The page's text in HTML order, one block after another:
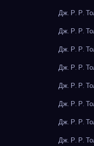
Дж. Р. Р.
Дж. Р. Р.
Дж. Р. Р.
Дж. Р. Р.
Дж. Р. Р.
Дж. Р. Р.
Дж. Р. Р.
Дж. Р. Р.